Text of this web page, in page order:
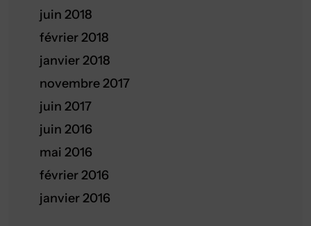
juin 2018
février 2018
janvier 2018
novembre 2017
juin 2017
juin 2016
mai 2016
février 2016
janvier 2016